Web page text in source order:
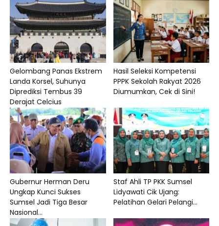
Gelombang Panas Ekstrem
Landa Korsel, Suhunya
Diprediksi Tembus 39
Derajat Celcius
Hasil Seleksi Kompetensi
PPPK Sekolah Rakyat 2026
Diumumkan, Cek di Sini!
Gubernur Herman Deru
Ungkap Kunci Sukses
Sumsel Jadi Tiga Besar
Nasional...
Staf Ahli TP PKK Sumsel
Lidyawati Cik Ujang:
Pelatihan Gelari Pelangi...